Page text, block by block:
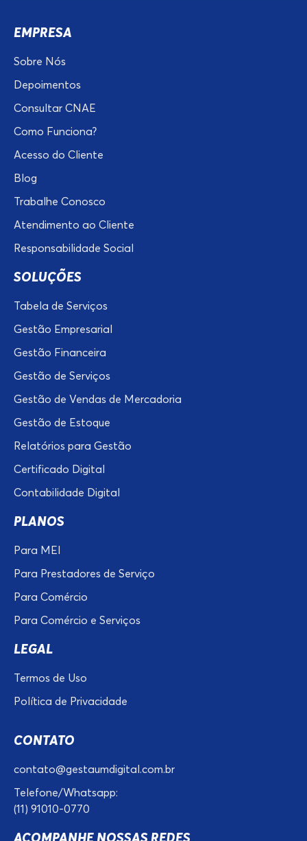
EMPRESA
Sobre Nós
Depoimentos
Consultar CNAE
Como Funciona?
Acesso do Cliente
Blog
Trabalhe Conosco
Atendimento ao Cliente
Responsabilidade Social
SOLUÇÕES
Tabela de Serviços
Gestão Empresarial
Gestão Financeira
Gestão de Serviços
Gestão de Vendas de Mercadoria
Gestão de Estoque
Relatórios para Gestão
Certificado Digital
Contabilidade Digital
PLANOS
Para MEI
Para Prestadores de Serviço
Para Comércio
Para Comércio e Serviços
LEGAL
Termos de Uso
Política de Privacidade
CONTATO
contato@gestaumdigital.com.br
Telefone/Whatsapp:
(11) 91010-0770
ACOMPANHE NOSSAS REDES